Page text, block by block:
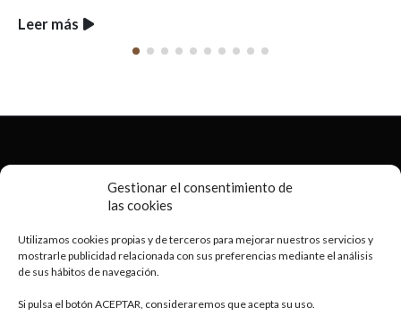
Gestionar el consentimiento de
las cookies
Utilizamos cookies propias y de terceros para mejorar nuestros servicios y
mostrarle publicidad relacionada con sus preferencias mediante el análisis
de sus hábitos de navegación.
Si pulsa el botón ACEPTAR, consideraremos que acepta su uso.
Leer más